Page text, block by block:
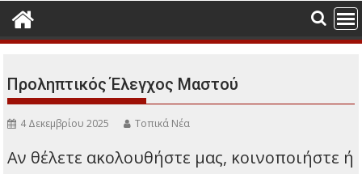
Προληπτικός Έλεγχος Μαστού
4 Δεκεμβρίου 2025 Τοπικά Νέα
Αν θέλετε ακολουθήστε μας, κοινοποιήστε ή